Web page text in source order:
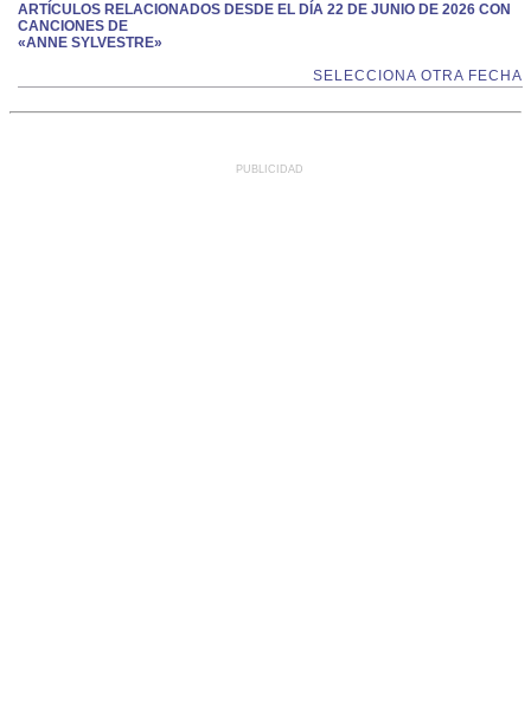
ARTÍCULOS RELACIONADOS DESDE EL DÍA 22 DE JUNIO DE 2026 CON
CANCIONES DE
«ANNE SYLVESTRE»
SELECCIONA OTRA FECHA
PUBLICIDAD